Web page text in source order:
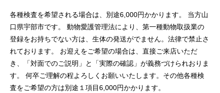
各種検査を希望される場合は、別途6,000円かかります。 当方山
口県宇部市です。 動物愛護管理法により、第一種動物取扱業の
登録をお持ちでない方は、生体の発送がでません。法律で禁止さ
れております。 お迎えをご希望の場合は、直接ご来店いただ
き、「対面でのご説明」と「実際の確認」が義務づけられおりま
す。 何卒ご理解の程よろしくお願いいたします。その他各種検
査をご希望の方は別途１項目6,000円かかります。